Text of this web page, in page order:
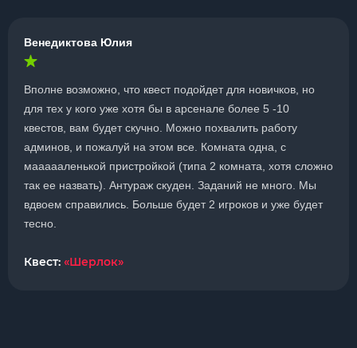
Венедиктова Юлия
Вполне возможно, что квест подойдет для новичков, но
для тех у кого уже хотя бы в арсенале более 5 -10
квестов, вам будет скучно. Можно похвалить работу
админов, и пожалуй на этом все. Комната одна, с
маааааленькой пристройкой (типа 2 комната, хотя сложно
так ее назвать). Антураж скуден. Заданий не много. Мы
вдвоем справились. Больше будет 2 игроков и уже будет
тесно.
Квест: «Шерлок»